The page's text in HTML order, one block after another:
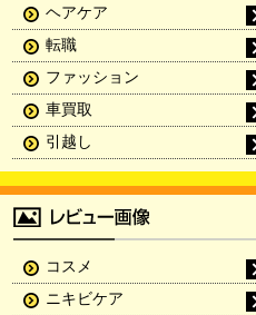
ヘアケア
転職
ファッション
車買取
引越し
コスメ
ニキビケア